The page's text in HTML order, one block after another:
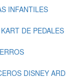
INFANTILES
DE PEDALES
DISNEY